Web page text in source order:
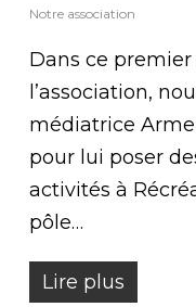
Notre association
Dans ce
l’association,
médiatrice
pour lui poser
activités à
pôle…
Lire plus